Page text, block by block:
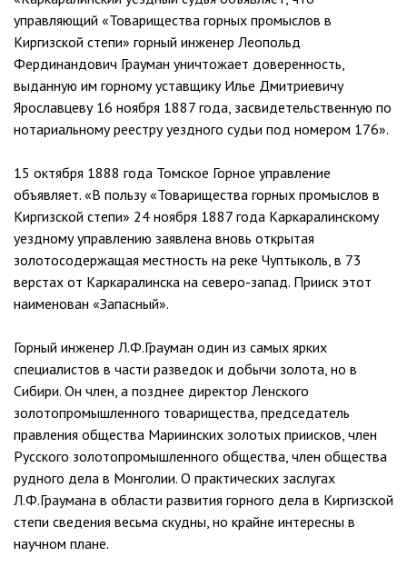
управляющий «Товарищества горных промыслов в
Киргизской степи» горный инженер Леопольд
Фердинандович Грауман уничтожает доверенность,
выданную им горному уставщику Илье Дмитриевичу
Ярославцеву 16 ноября 1887 года, засвидетельственную по
нотариальному реестру уездного судьи под номером 176».
15 октября 1888 года Томское Горное управление
объявляет. «В пользу «Товарищества горных промыслов в
Киргизской степи» 24 ноября 1887 года Каркаралинскому
уездному управлению заявлена вновь открытая
золотосодержащая местность на реке Чуптыколь, в 73
верстах от Каркаралинска на северо-запад. Прииск этот
наименован «Запасный».
Горный инженер Л.Ф.Грауман один из самых ярких
специалистов в части разведок и добычи золота, но в
Сибири. Он член, а позднее директор Ленского
золотопромышленного товарищества, председатель
правления общества Мариинских золотых приисков, член
Русского золотопромышленного общества, член общества
рудного дела в Монголии. О практических заслугах
Л.Ф.Граумана в области развития горного дела в Киргизской
степи сведения весьма скудны, но крайне интересны в
научном плане.